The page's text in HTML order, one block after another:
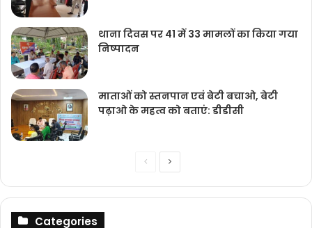
थाना दिवस पर 41 में 33 मामलों का किया गया
निष्‍पादन
माताओं को स्तनपान एवं बेटी बचाओ, बेटी
पढ़ाओ के महत्व को बताएं: डीडीसी
PreviousNext
Categories